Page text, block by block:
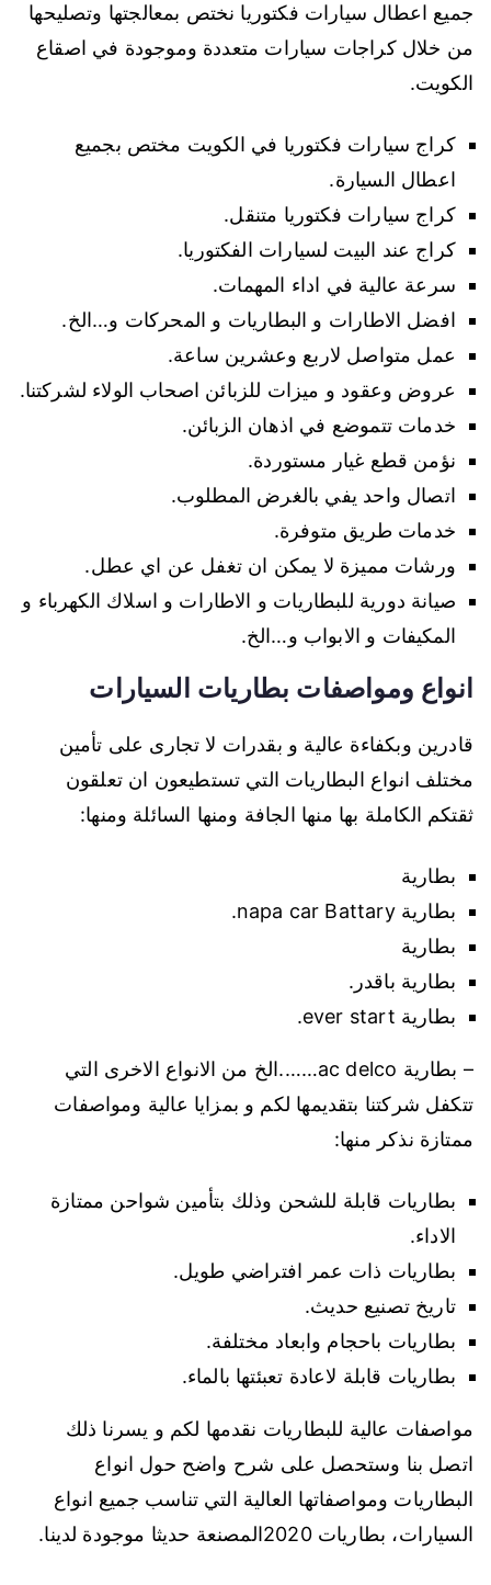
جميع اعطال سيارات فكتوريا نختص بمعالجتها وتصليحها
من خلال كراجات سيارات متعددة وموجودة في اصقاع
الكويت.
كراج سيارات فكتوريا في الكويت مختص بجميع
اعطال السيارة.
كراج سيارات فكتوريا متنقل.
كراج عند البيت لسيارات الفكتوريا.
سرعة عالية في اداء المهمات.
افضل الاطارات و البطاريات و المحركات و…الخ.
عمل متواصل لاربع وعشرين ساعة.
عروض وعقود و ميزات للزبائن اصحاب الولاء لشركتنا.
خدمات تتموضع في اذهان الزبائن.
نؤمن قطع غيار مستوردة.
اتصال واحد يفي بالغرض المطلوب.
خدمات طريق متوفرة.
ورشات مميزة لا يمكن ان تغفل عن اي عطل.
صيانة دورية للبطاريات و الاطارات و اسلاك الكهرباء و
المكيفات و الابواب و…الخ.
انواع ومواصفات بطاريات السيارات
قادرين وبكفاءة عالية و بقدرات لا تجارى على تأمين
مختلف انواع البطاريات التي تستطيعون ان تعلقون
ثقتكم الكاملة بها منها الجافة ومنها السائلة ومنها:
بطارية
بطارية napa car Battary.
بطارية
بطارية باقدر.
بطارية ever start.
– بطارية ac delco…….الخ من الانواع الاخرى التي
تتكفل شركتنا بتقديمها لكم و بمزايا عالية ومواصفات
ممتازة نذكر منها:
بطاريات قابلة للشحن وذلك بتأمين شواحن ممتازة
الاداء.
بطاريات ذات عمر افتراضي طويل.
تاريخ تصنيع حديث.
بطاريات باحجام وابعاد مختلفة.
بطاريات قابلة لاعادة تعبئتها بالماء.
مواصفات عالية للبطاريات نقدمها لكم و يسرنا ذلك
اتصل بنا وستحصل على شرح واضح حول انواع
البطاريات ومواصفاتها العالية التي تناسب جميع انواع
السيارات، بطاريات 2020المصنعة حديثا موجودة لدينا.